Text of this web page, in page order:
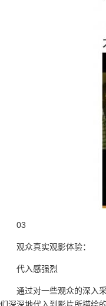
03
观众真实观影体验：
代入感强烈
通过对一些观众的深入